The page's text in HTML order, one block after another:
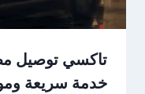
تاكسي توصيل
خدمة سريعة